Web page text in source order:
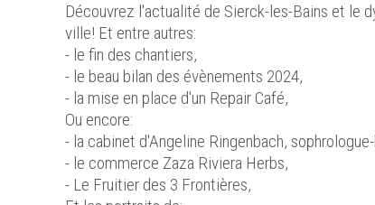
Découvrez l'actualité de Sierck-les-Bains et le
ville! Et entre autres:
- le fin des chantiers,
- le beau bilan des évènements 2024,
- la mise en place d'un Repair Café,
Ou encore:
- la cabinet d'Angeline Ringenbach,
- le commerce Zaza Riviera Herbs,
- Le Fruitier des 3 Frontières,